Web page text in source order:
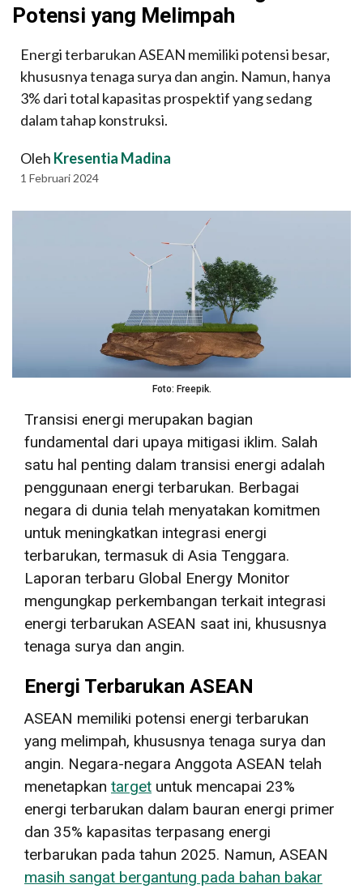
Potensi yang Melimpah
Energi terbarukan ASEAN memiliki potensi besar,
khususnya tenaga surya dan angin. Namun, hanya
3% dari total kapasitas prospektif yang sedang
dalam tahap konstruksi.
Oleh Kresentia Madina
1 Februari 2024
Foto: Freepik.
Transisi energi merupakan bagian
fundamental dari upaya mitigasi iklim. Salah
satu hal penting dalam transisi energi adalah
penggunaan energi terbarukan. Berbagai
negara di dunia telah menyatakan komitmen
untuk meningkatkan integrasi energi
terbarukan, termasuk di Asia Tenggara.
Laporan terbaru Global Energy Monitor
mengungkap perkembangan terkait integrasi
energi terbarukan ASEAN saat ini, khususnya
tenaga surya dan angin.
Energi Terbarukan ASEAN
ASEAN memiliki potensi energi terbarukan
yang melimpah, khususnya tenaga surya dan
angin. Negara-negara Anggota ASEAN telah
menetapkan target untuk mencapai 23%
energi terbarukan dalam bauran energi primer
dan 35% kapasitas terpasang energi
terbarukan pada tahun 2025. Namun, ASEAN
masih sangat bergantung pada bahan bakar